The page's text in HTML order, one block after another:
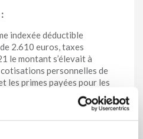
indexée déductible
2.610 euros, taxes
le montant s’élevait à
personnelles de
les primes payées pour les
ne sont pas prises
un EIP que si vous